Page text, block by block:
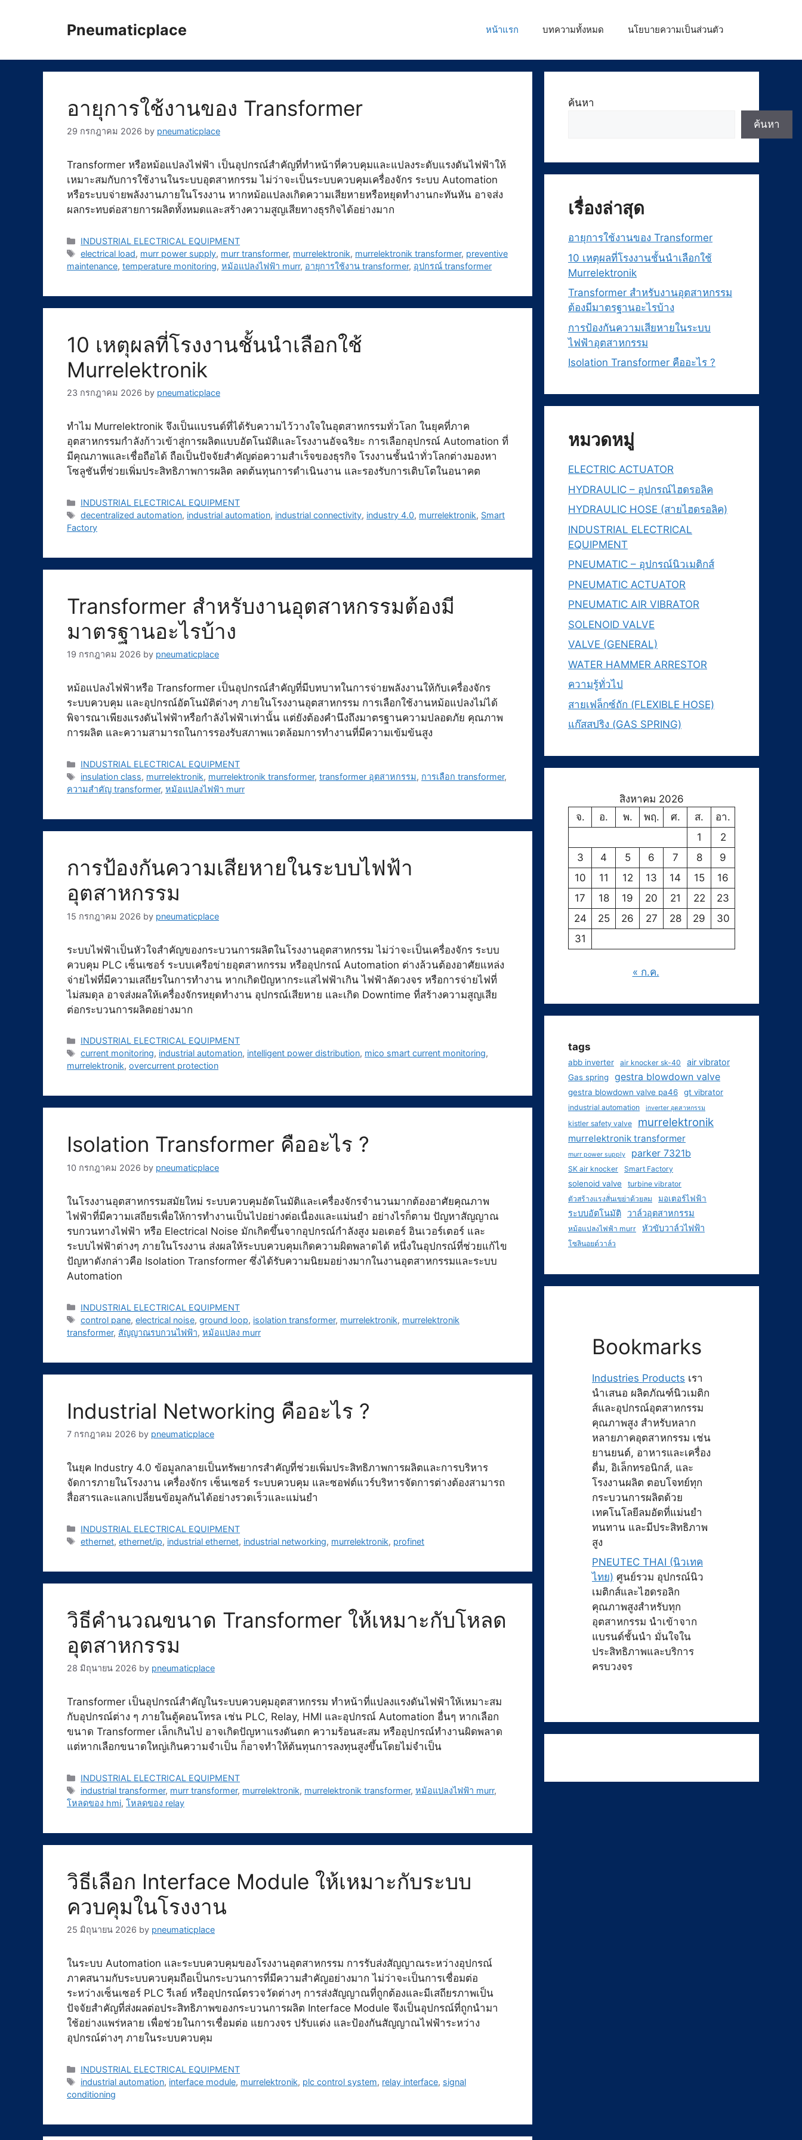
Pneumaticplace หน้าแรก บทความทั้งหมด นโยบายความเป็นส่วนตัว
อายุการใช้งานของ Transformer
29 กรกฎาคม 2026 by pneumaticplace
Transformer หรือหม้อแปลงไฟฟ้า เป็นอุปกรณ์สำคัญที่ทำหน้าที่ควบคุมและแปลงระดับแรงดันไฟฟ้าให้
เหมาะสมกับการใช้งานในระบบอุตสาหกรรม ไม่ว่าจะเป็นระบบควบคุมเครื่องจักร ระบบ Automation
หรือระบบจ่ายพลังงานภายในโรงงาน หากหม้อแปลงเกิดความเสียหายหรือหยุดทำงานกะทันหัน อาจส่ง
ผลกระทบต่อสายการผลิตทั้งหมดและสร้างความสูญเสียทางธุรกิจได้อย่างมาก
Categories
INDUSTRIAL ELECTRICAL EQUIPMENT
Tags
electrical load, murr power supply, murr transformer, murrelektronik, murrelektronik transformer, preventive
maintenance, temperature monitoring, หม้อแปลงไฟฟ้า murr, อายุการใช้งาน transformer, อุปกรณ์ transformer
10 เหตุผลที่โรงงานชั้นนำเลือกใช้
Murrelektronik
23 กรกฎาคม 2026 by pneumaticplace
ทำไม Murrelektronik จึงเป็นแบรนด์ที่ได้รับความไว้วางใจในอุตสาหกรรมทั่วโลก ในยุคที่ภาค
อุตสาหกรรมกำลังก้าวเข้าสู่การผลิตแบบอัตโนมัติและโรงงานอัจฉริยะ การเลือกอุปกรณ์ Automation ที่
มีคุณภาพและเชื่อถือได้ ถือเป็นปัจจัยสำคัญต่อความสำเร็จของธุรกิจ โรงงานชั้นนำทั่วโลกต่างมองหา
โซลูชันที่ช่วยเพิ่มประสิทธิภาพการผลิต ลดต้นทุนการดำเนินงาน และรองรับการเติบโตในอนาคต
Categories
INDUSTRIAL ELECTRICAL EQUIPMENT
Tags
decentralized automation, industrial automation, industrial connectivity, industry 4.0, murrelektronik, Smart
Factory
Transformer สำหรับงานอุตสาหกรรมต้องมี
มาตรฐานอะไรบ้าง
19 กรกฎาคม 2026 by pneumaticplace
หม้อแปลงไฟฟ้าหรือ Transformer เป็นอุปกรณ์สำคัญที่มีบทบาทในการจ่ายพลังงานให้กับเครื่องจักร
ระบบควบคุม และอุปกรณ์อัตโนมัติต่างๆ ภายในโรงงานอุตสาหกรรม การเลือกใช้งานหม้อแปลงไม่ได้
พิจารณาเพียงแรงดันไฟฟ้าหรือกำลังไฟฟ้าเท่านั้น แต่ยังต้องคำนึงถึงมาตรฐานความปลอดภัย คุณภาพ
การผลิต และความสามารถในการรองรับสภาพแวดล้อมการทำงานที่มีความเข้มข้นสูง
Categories
INDUSTRIAL ELECTRICAL EQUIPMENT
Tags
insulation class, murrelektronik, murrelektronik transformer,transformer อุตสาหกรรม, การเลือก transformer,
ความสำคัญ transformer, หม้อแปลงไฟฟ้า murr
การป้องกันความเสียหายในระบบไฟฟ้า
อุตสาหกรรม
15 กรกฎาคม 2026 by pneumaticplace
ระบบไฟฟ้าเป็นหัวใจสำคัญของกระบวนการผลิตในโรงงานอุตสาหกรรม ไม่ว่าจะเป็นเครื่องจักร ระบบ
ควบคุม PLC เซ็นเซอร์ ระบบเครือข่ายอุตสาหกรรม หรืออุปกรณ์ Automation ต่างล้วนต้องอาศัยแหล่ง
จ่ายไฟที่มีความเสถียรในการทำงาน หากเกิดปัญหากระแสไฟฟ้าเกิน ไฟฟ้าลัดวงจร หรือการจ่ายไฟที่
ไม่สมดุล อาจส่งผลให้เครื่องจักรหยุดทำงาน อุปกรณ์เสียหาย และเกิด Downtime ที่สร้างความสูญเสีย
ต่อกระบวนการผลิตอย่างมาก
Categories
INDUSTRIAL ELECTRICAL EQUIPMENT
Tags
current monitoring, industrial automation, intelligent power distribution, mico smart current monitoring,
murrelektronik, overcurrent protection
Isolation Transformer คืออะไร ?
10 กรกฎาคม 2026 by pneumaticplace
ในโรงงานอุตสาหกรรมสมัยใหม่ ระบบควบคุมอัตโนมัติและเครื่องจักรจำนวนมากต้องอาศัยคุณภาพ
ไฟฟ้าที่มีความเสถียรเพื่อให้การทำงานเป็นไปอย่างต่อเนื่องและแม่นยำ อย่างไรก็ตาม ปัญหาสัญญาณ
รบกวนทางไฟฟ้า หรือ Electrical Noise มักเกิดขึ้นจากอุปกรณ์กำลังสูง มอเตอร์ อินเวอร์เตอร์ และ
ระบบไฟฟ้าต่างๆ ภายในโรงงาน ส่งผลให้ระบบควบคุมเกิดความผิดพลาดได้ หนึ่งในอุปกรณ์ที่ช่วยแก้ไข
ปัญหาดังกล่าวคือ Isolation Transformer ซึ่งได้รับความนิยมอย่างมากในงานอุตสาหกรรมและระบบ
Automation
Categories
INDUSTRIAL ELECTRICAL EQUIPMENT
Tags
control pane,electrical noise,ground loop, isolation transformer, murrelektronik, murrelektronik
transformer, สัญญาณรบกวนไฟฟ้า, หม้อแปลง murr
Industrial Networking คืออะไร ?
7 กรกฎาคม 2026 by pneumaticplace
ในยุค Industry 4.0 ข้อมูลกลายเป็นทรัพยากรสำคัญที่ช่วยเพิ่มประสิทธิภาพการผลิตและการบริหาร
จัดการภายในโรงงาน เครื่องจักร เซ็นเซอร์ ระบบควบคุม และซอฟต์แวร์บริหารจัดการต่างต้องสามารถ
สื่อสารและแลกเปลี่ยนข้อมูลกันได้อย่างรวดเร็วและแม่นยำ
Categories
INDUSTRIAL ELECTRICAL EQUIPMENT
Tags
ethernet,ethernet/ip, industrial ethernet, industrial networking, murrelektronik, profinet
วิธีคำนวณขนาด Transformer ให้เหมาะกับโหลด
อุตสาหกรรม
28 มิถุนายน 2026 by pneumaticplace
Transformer เป็นอุปกรณ์สำคัญในระบบควบคุมอุตสาหกรรม ทำหน้าที่แปลงแรงดันไฟฟ้าให้เหมาะสม
กับอุปกรณ์ต่าง ๆ ภายในตู้คอนโทรล เช่น PLC, Relay, HMI และอุปกรณ์ Automation อื่นๆ หากเลือก
ขนาด Transformer เล็กเกินไป อาจเกิดปัญหาแรงดันตก ความร้อนสะสม หรืออุปกรณ์ทำงานผิดพลาด
แต่หากเลือกขนาดใหญ่เกินความจำเป็น ก็อาจทำให้ต้นทุนการลงทุนสูงขึ้นโดยไม่จำเป็น
Categories
INDUSTRIAL ELECTRICAL EQUIPMENT
Tags
industrial transformer, murr transformer, murrelektronik, murrelektronik transformer,หม้อแปลงไฟฟ้า murr,
โหลดของ hmi, โหลดของ relay
วิธีเลือก Interface Module ให้เหมาะกับระบบ
ควบคุมในโรงงาน
25 มิถุนายน 2026 by pneumaticplace
ในระบบ Automation และระบบควบคุมของโรงงานอุตสาหกรรม การรับส่งสัญญาณระหว่างอุปกรณ์
ภาคสนามกับระบบควบคุมถือเป็นกระบวนการที่มีความสำคัญอย่างมาก ไม่ว่าจะเป็นการเชื่อมต่อ
ระหว่างเซ็นเซอร์ PLC รีเลย์ หรืออุปกรณ์ตรวจวัดต่างๆ การส่งสัญญาณที่ถูกต้องและมีเสถียรภาพเป็น
ปัจจัยสำคัญที่ส่งผลต่อประสิทธิภาพของกระบวนการผลิต Interface Module จึงเป็นอุปกรณ์ที่ถูกนำมา
ใช้อย่างแพร่หลาย เพื่อช่วยในการเชื่อมต่อ แยกวงจร ปรับแต่ง และป้องกันสัญญาณไฟฟ้าระหว่าง
อุปกรณ์ต่างๆ ภายในระบบควบคุม
Categories
INDUSTRIAL ELECTRICAL EQUIPMENT
Tags
industrial automation, interface module, murrelektronik, plc control system, relay interface, signal
conditioning
ค้นหา
ค้นหา
เรื่องล่าสุด
อายุการใช้งานของ Transformer
10 เหตุผลที่โรงงานชั้นนำเลือกใช้
Murrelektronik
Transformer สำหรับงานอุตสาหกรรม
ต้องมีมาตรฐานอะไรบ้าง
การป้องกันความเสียหายในระบบ
ไฟฟ้าอุตสาหกรรม
Isolation Transformer คืออะไร ?
หมวดหมู่
ELECTRIC ACTUATOR
HYDRAULIC – อุปกรณ์ไฮดรอลิค
HYDRAULIC HOSE (สายไฮดรอลิค)
INDUSTRIAL ELECTRICAL
EQUIPMENT
PNEUMATIC – อุปกรณ์นิวเมติกส์
PNEUMATIC ACTUATOR
PNEUMATIC AIR VIBRATOR
SOLENOID VALVE
VALVE (GENERAL)
WATER HAMMER ARRESTOR
ความรู้ทั่วไป
สายเฟล็กซ์ถัก (FLEXIBLE HOSE)
แก๊สสปริง (GAS SPRING)
สิงหาคม 2026
จ.
อ. พ. พฤ. ศ. ส.
อา.
1
2
3
4 5 6 7 8
9
10
11 12 13 14 15
16
17
18 19 20 21 22
23
24
25 26 27 28 29
30
31
« ก.ค.
tags
abb inverter air knocker sk-40 air vibrator
Gas spring gestra blowdown valve
gestra blowdown valve pa46 gt vibrator
industrial automation inverter อุตสาหกรรม
kistler safety valve murrelektronik
murrelektronik transformer
murr power supply parker 7321b
SK air knocker Smart Factory
solenoid valve
turbine vibrator
ตัวสร้างแรงสั่นเขย่าด้วยลม
มอเตอร์ไฟฟ้า
ระบบอัตโนมัติ วาล์วอุตสาหกรรม
หม้อแปลงไฟฟ้า murr หัวขับวาล์วไฟฟ้า
โซลินอยด์วาล์ว
Bookmarks
Industries Products เรา
นำเสนอ ผลิตภัณฑ์นิวเมติก
ส์และอุปกรณ์อุตสาหกรรม
คุณภาพสูง สำหรับหลาก
หลายภาคอุตสาหกรรม เช่น
ยานยนต์, อาหารและเครื่อง
ดื่ม, อิเล็กทรอนิกส์, และ
โรงงานผลิต ตอบโจทย์ทุก
กระบวนการผลิตด้วย
เทคโนโลยีลมอัดที่แม่นยำ
ทนทาน และมีประสิทธิภาพ
สูง
PNEUTEC THAI (นิวเทค
ไทย) ศูนย์รวม อุปกรณ์นิว
เมติกส์และไฮดรอลิก
คุณภาพสูงสำหรับทุก
อุตสาหกรรม นำเข้าจาก
แบรนด์ชั้นนำ มั่นใจใน
ประสิทธิภาพและบริการ
ครบวงจร